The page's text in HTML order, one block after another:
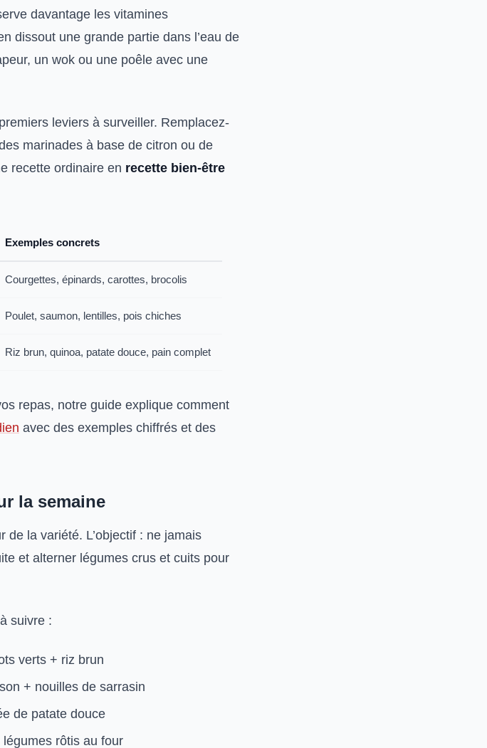
davantage les vitamines
dissout une grande partie dans l’eau de
un wok ou une poêle avec une
leviers à surveiller. Remplacez-
marinades à base de citron ou de
recette ordinaire en recette bien-être
Exemples concrets
Courgettes, épinards, carottes, brocolis
Poulet, saumon, lentilles, pois chiches
Riz brun, quinoa, patate douce, pain complet
repas, notre guide explique comment
avec des exemples chiffrés et des
la semaine
de la variété. L’objectif : ne jamais
et alterner légumes crus et cuits pour
suivre :
verts + riz brun
+ nouilles de sarrasin
de patate douce
rôtis au four